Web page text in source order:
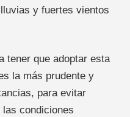
y fuertes vientos
tener que adoptar esta
la más prudente y
para evitar
condiciones